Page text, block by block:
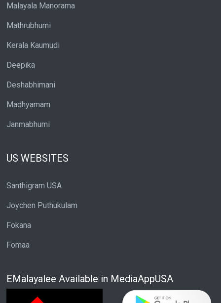
Malayala Manorama
Mathrubhumi
Kerala Kaumudi
Deepika
Deshabhimani
Madhyamam
Janmabhumi
US WEBSITES
Santhigram USA
Joychen Puthukulam
Fokana
Fomaa
EMalayalee Available in MediaAppUSA